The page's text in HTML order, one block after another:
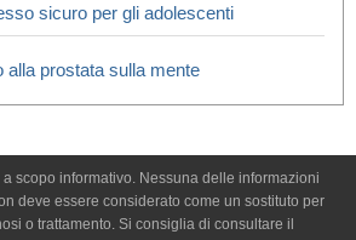
sicuro per gli adolescenti
alla prostata sulla mente
scopo informativo. Nessuna delle informazioni
deve essere considerato come un sostituto per
o trattamento. Si consiglia di consultare il